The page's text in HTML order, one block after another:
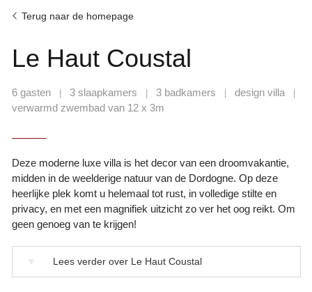
Terug naar de homepage
Le Haut Coustal
6 gasten | 3 slaapkamers | 3 badkamers | design villa |
verwarmd zwembad van 12 x 3m
Deze moderne luxe villa is het decor van een droomvakantie,
midden in de weelderige natuur van de Dordogne. Op deze
heerlijke plek komt u helemaal tot rust, in volledige stilte en
privacy, en met een magnifiek uitzicht zo ver het oog reikt. Om
geen genoeg van te krijgen!
Lees verder over Le Haut Coustal